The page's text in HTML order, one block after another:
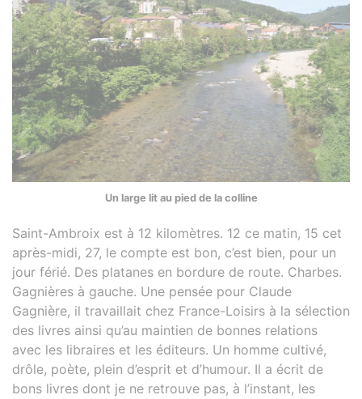
Un large lit au pied de la colline
Saint-Ambroix est à 12 kilomètres. 12 ce matin, 15 cet
après-midi, 27, le compte est bon, c’est bien, pour un
jour férié. Des platanes en bordure de route. Charbes.
Gagnières à gauche. Une pensée pour Claude
Gagnière, il travaillait chez France-Loisirs à la sélection
des livres ainsi qu’au maintien de bonnes relations
avec les libraires et les éditeurs. Un homme cultivé,
drôle, poète, plein d’esprit et d’humour. Il a écrit de
bons livres dont je ne retrouve pas, à l’instant, les